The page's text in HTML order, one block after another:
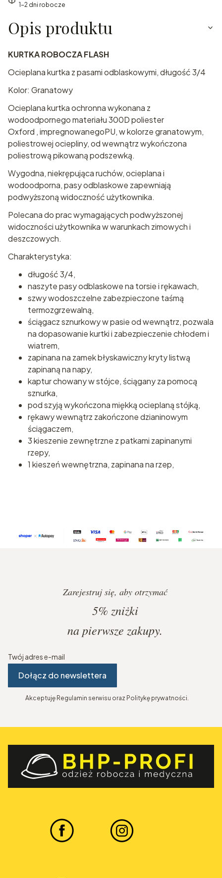
1-2 dni robocze
Opis produktu
KURTKA ROBOCZA FLASH
Ocieplana kurtka z pasami odblaskowymi, długość 3/4
Kolor: Granatowy
Ocieplana kurtka ochronna wykonana z
wodoodpornego materiału 300D poliester
Oxford , impregnowanegoPU, w kolorze granatowym,
poliestrowej ociepliny, od wewnątrz wykończona
poliestrową pikowaną podszewką.
Wygodna, niekrępująca ruchów, ocieplana i
wodoodporna, pasy odblaskowe zapewniają
podwyższoną widoczność użytkownika.
Polecana do prac wymagających podwyższonej
widoczności użytkownika w warunkach zimowych i
deszczowych.
Charakterystyka:
długość 3/4,
naszyte pasy odblaskowe na torsie i rękawach,
szwy wodoszczelne zabezpieczone taśmą
termozgrzewalną,
ściągacz sznurkowy w pasie od wewnątrz, pozwala
na dopasowanie kurtki i zabezpieczenie chłodem i
wiatrem,
zapinana na zamek błyskawiczny kryty listwą
zapinaną na napy,
kaptur chowany w stójce, ściągany za pomocą
sznurka,
pod szyją wykończona miękką ocieplaną stójką,
rękawy wewnątrz zakończone dzianinowym
ściągaczem,
3 kieszenie zewnętrzne z patkami zapinanymi
rzepy,
1 kieszeń wewnętrzna, zapinana na rzep,
Zarejestruj się, aby otrzymać
5% zniżki
na pierwsze zakupy.
Twój adres e-mail
Dołącz do newslettera
Akceptuję Regulamin serwisu oraz Politykę prywatności.